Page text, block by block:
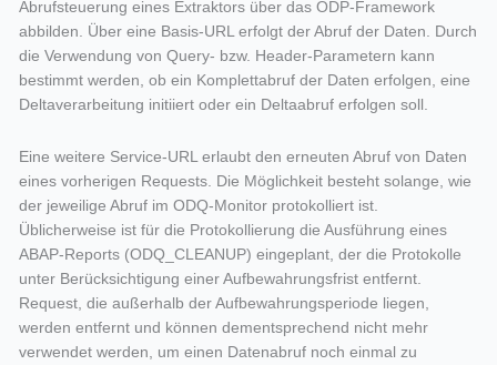
Abrufsteuerung eines Extraktors über das ODP-Framework
abbilden. Über eine Basis-URL erfolgt der Abruf der Daten. Durch
die Verwendung von Query- bzw. Header-Parametern kann
bestimmt werden, ob ein Komplettabruf der Daten erfolgen, eine
Deltaverarbeitung initiiert oder ein Deltaabruf erfolgen soll.
Eine weitere Service-URL erlaubt den erneuten Abruf von Daten
eines vorherigen Requests. Die Möglichkeit besteht solange, wie
der jeweilige Abruf im ODQ-Monitor protokolliert ist.
Üblicherweise ist für die Protokollierung die Ausführung eines
ABAP-Reports (ODQ_CLEANUP) eingeplant, der die Protokolle
unter Berücksichtigung einer Aufbewahrungsfrist entfernt.
Request, die außerhalb der Aufbewahrungsperiode liegen,
werden entfernt und können dementsprechend nicht mehr
verwendet werden, um einen Datenabruf noch einmal zu